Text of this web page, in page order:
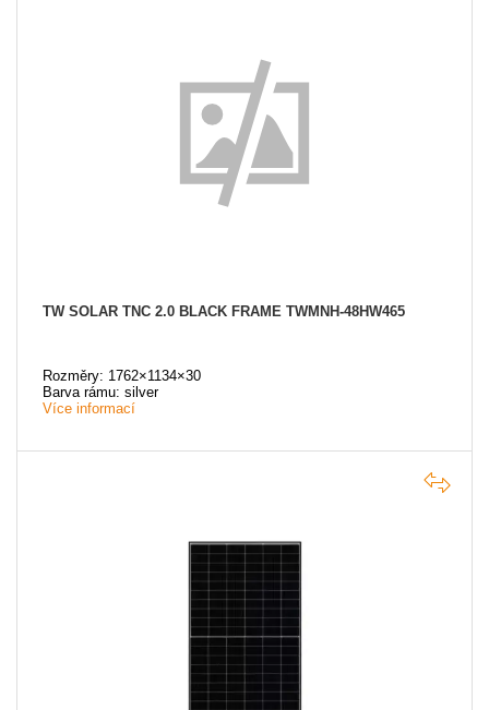
TW SOLAR TNC 2.0 BLACK FRAME TWMNH-48HW465
Rozměry: 1762×1134×30
Barva rámu: silver
Více informací